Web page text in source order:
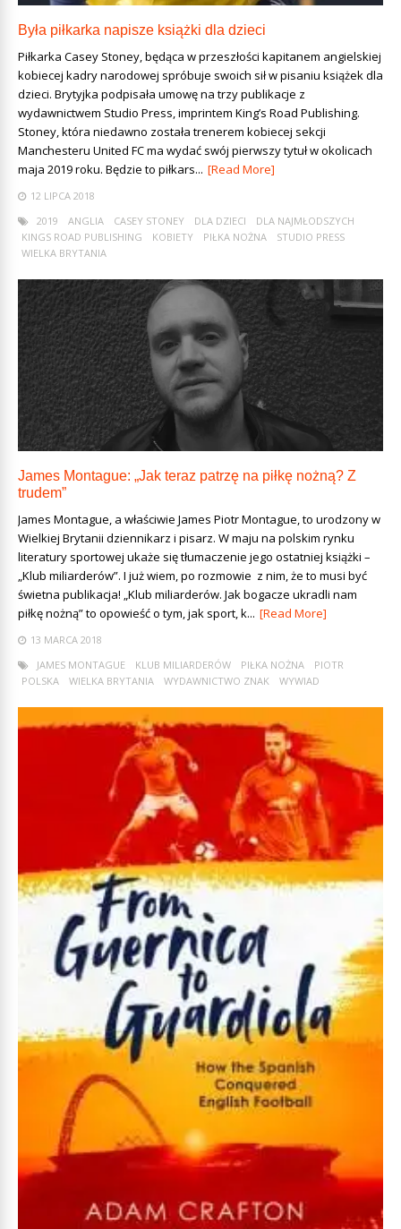
Była piłkarka napisze książki dla dzieci
Piłkarka Casey Stoney, będąca w przeszłości kapitanem angielskiej
kobiecej kadry narodowej spróbuje swoich sił w pisaniu książek dla
dzieci. Brytyjka podpisała umowę na trzy publikacje z
wydawnictwem Studio Press, imprintem King’s Road Publishing.
Stoney, która niedawno została trenerem kobiecej sekcji
Manchesteru United FC ma wydać swój pierwszy tytuł w okolicach
maja 2019 roku. Będzie to piłkars... [Read More]
12 LIPCA 2018
2019
ANGLIA CASEY STONEY DLA DZIECI
DLA NAJMŁODSZYCH
KINGS ROAD PUBLISHING
KOBIETY PIŁKA NOŻNA
STUDIO PRESS
WIELKA BRYTANIA
James Montague: „Jak teraz patrzę na piłkę nożną? Z
trudem”
James Montague, a właściwie James Piotr Montague, to urodzony w
Wielkiej Brytanii dziennikarz i pisarz. W maju na polskim rynku
literatury sportowej ukaże się tłumaczenie jego ostatniej książki –
„Klub miliarderów”. I już wiem, po rozmowie z nim, że to musi być
świetna publikacja! „Klub miliarderów. Jak bogacze ukradli nam
piłkę nożną” to opowieść o tym, jak sport, k... [Read More]
13 MARCA 2018
JAMES MONTAGUE
KLUB MILIARDERÓW PIŁKA NOŻNA
PIOTR
POLSKA
WIELKA BRYTANIA WYDAWNICTWO ZNAK WYWIAD